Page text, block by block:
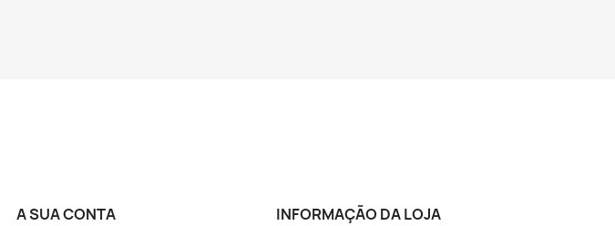
A SUA CONTA INFORMAÇÃO DA LOJA